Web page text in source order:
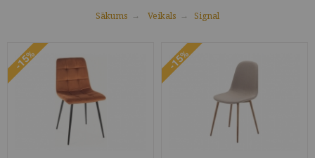
Sākums Veikals Signal
-15% -15%